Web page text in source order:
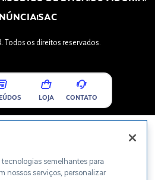
SAC
Todos os direitos reservados.
LOJA CONTATO
semelhantes para
nossos serviços, personalizar